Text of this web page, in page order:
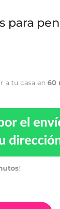
para
a tu casa en 60
!